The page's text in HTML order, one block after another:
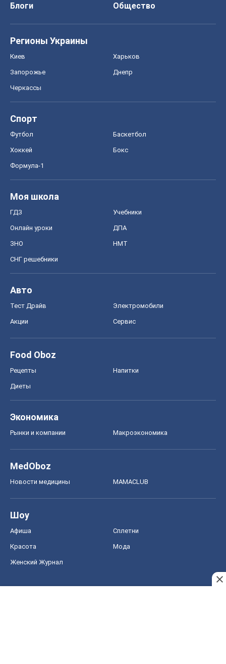
Блоги
Общество
Регионы Украины
Киев Харьков
Запорожье Днепр
Черкассы
Спорт
Футбол Баскетбол
Хоккей Бокс
Формула-1
Моя школа
ГДЗ Учебники
Онлайн уроки ДПА
ЗНО НМТ
СНГ решебники
Авто
Тест Драйв Электромобили
Акции Сервис
Food Oboz
Рецепты Напитки
Диеты
Экономика
Рынки и компании Mакроэкономика
MedOboz
Новости медицины MAMACLUB
Шоу
Афиша Сплетни
Красота Мода
Женский Журнал